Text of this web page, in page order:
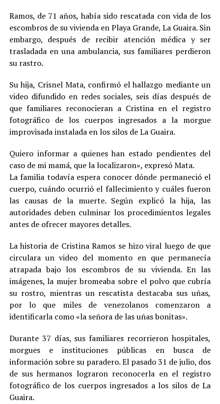
Ramos, de 71 años, había sido rescatada con vida de los
escombros de su vivienda en Playa Grande, La Guaira. Sin
embargo, después de recibir atención médica y ser
trasladada en una ambulancia, sus familiares perdieron
su rastro.
Su hija, Crisnel Mata, confirmó el hallazgo mediante un
video difundido en redes sociales, seis días después de
que familiares reconocieran a Cristina en el registro
fotográfico de los cuerpos ingresados a la morgue
improvisada instalada en los silos de La Guaira.
Quiero informar a quienes han estado pendientes del
caso de mi mamá, que la localizaron», expresó Mata.
La familia todavía espera conocer dónde permaneció el
cuerpo, cuándo ocurrió el fallecimiento y cuáles fueron
las causas de la muerte. Según explicó la hija, las
autoridades deben culminar los procedimientos legales
antes de ofrecer mayores detalles.
La historia de Cristina Ramos se hizo viral luego de que
circulara un video del momento en que permanecía
atrapada bajo los escombros de su vivienda. En las
imágenes, la mujer bromeaba sobre el polvo que cubría
su rostro, mientras un rescatista destacaba sus uñas,
por lo que miles de venezolanos comenzaron a
identificarla como «la señora de las uñas bonitas».
Durante 37 días, sus familiares recorrieron hospitales,
morgues e instituciones públicas en busca de
información sobre su paradero. El pasado 31 de julio, dos
de sus hermanos lograron reconocerla en el registro
fotográfico de los cuerpos ingresados a los silos de La
Guaira.